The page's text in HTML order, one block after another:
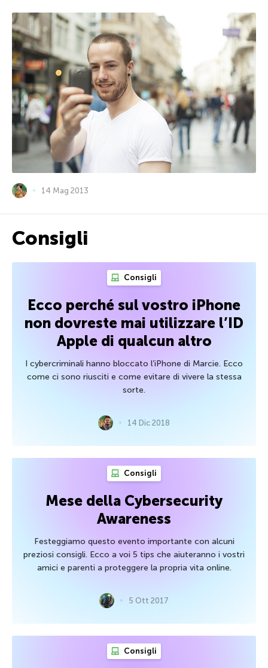
14 Mag 2013
Consigli
Consigli
Ecco perché sul vostro iPhone
non dovreste mai utilizzare l’ID
Apple di qualcun altro
I cybercriminali hanno bloccato l’iPhone di Marcie. Ecco
come ci sono riusciti e come evitare di vivere la stessa
sorte.
14 Dic 2018
Consigli
Mese della Cybersecurity
Awareness
Festeggiamo questo evento importante con alcuni
preziosi consigli. Ecco a voi 5 tips che aiuteranno i vostri
amici e parenti a proteggere la propria vita online.
5 Ott 2017
Consigli